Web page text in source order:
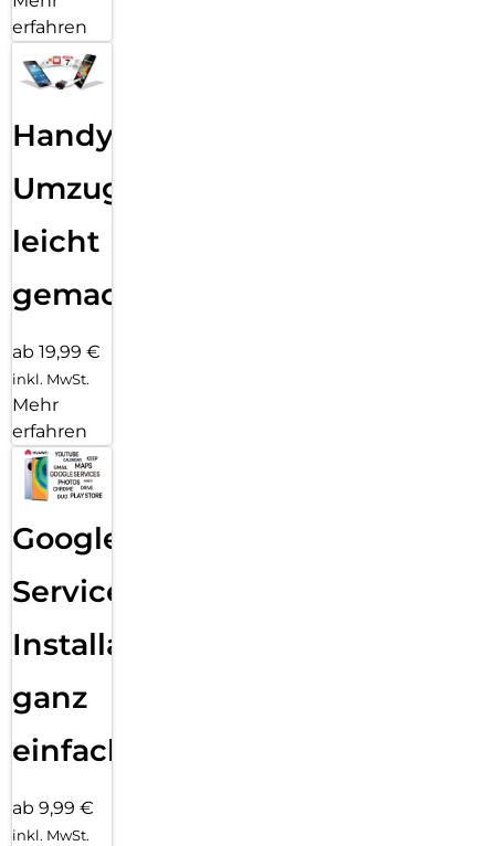
erfahren
Handy
Umzug
leicht
gemacht!
ab 19,99 €
inkl. MwSt.
Mehr
erfahren
Google
Services
Installation
ganz
einfach
ab 9,99 €
inkl. MwSt.